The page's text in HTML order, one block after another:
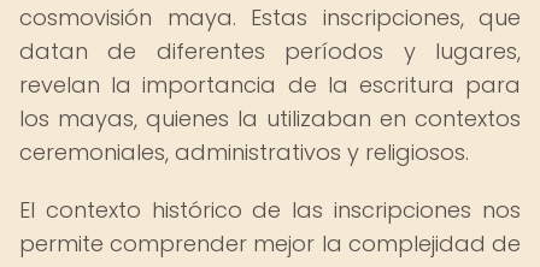
cosmovisión maya. Estas inscripciones, que
datan de diferentes períodos y lugares,
revelan la importancia de la escritura para
los mayas, quienes la utilizaban en contextos
ceremoniales, administrativos y religiosos.
El contexto histórico de las inscripciones nos
permite comprender mejor la complejidad de